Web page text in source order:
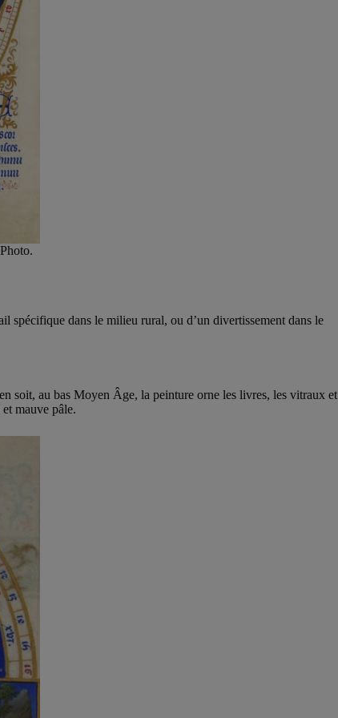
spécifique dans le milieu rural, ou d’un divertissement dans le
soit, au bas Moyen Âge, la peinture orne les livres, les vitraux et
mauve pâle.